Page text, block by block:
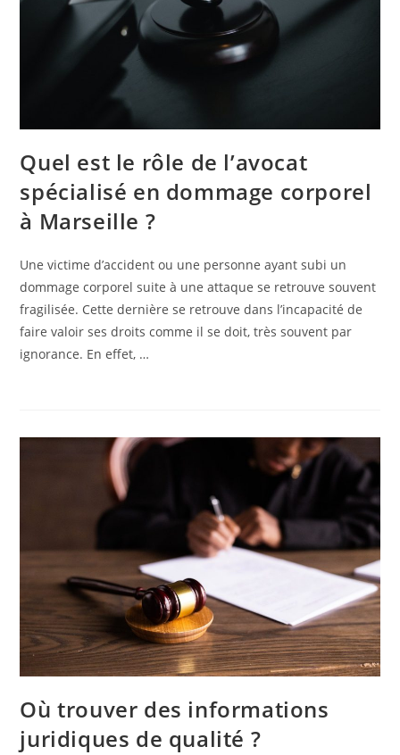
Quel est le rôle de l’avocat
spécialisé en dommage corporel
à Marseille ?
Une victime d’accident ou une personne ayant subi un
dommage corporel suite à une attaque se retrouve souvent
fragilisée. Cette dernière se retrouve dans l’incapacité de
faire valoir ses droits comme il se doit, très souvent par
ignorance. En effet, …
Où trouver des informations
juridiques de qualité ?